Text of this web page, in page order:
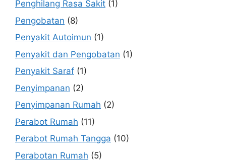
Penghilang Rasa Sakit (1)
Pengobatan (8)
Penyakit Autoimun (1)
Penyakit dan Pengobatan (1)
Penyakit Saraf (1)
Penyimpanan (2)
Penyimpanan Rumah (2)
Perabot Rumah (11)
Perabot Rumah Tangga (10)
Perabotan Rumah (5)